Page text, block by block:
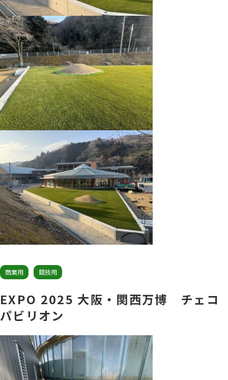
商業用 競技用
EXPO 2025 大阪・関西万博 チェコ
パビリオン